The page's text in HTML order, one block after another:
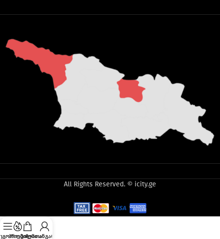
All Rights Reserved. © icity.ge
პრომოკალათა
ჩემი ანგარიში